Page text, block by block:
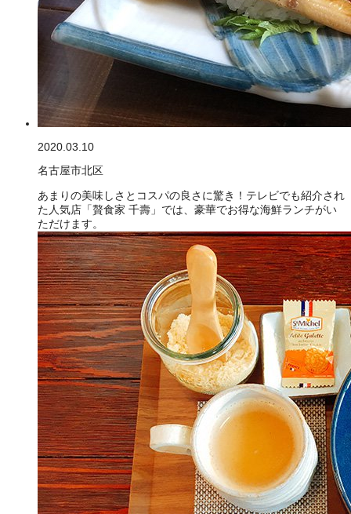
2020.03.10
名古屋市北区
あまりの美味しさとコスパの良さに驚き！テレビでも紹介され
た人気店「贅食家 千壽」では、豪華でお得な海鮮ランチがい
ただけます。